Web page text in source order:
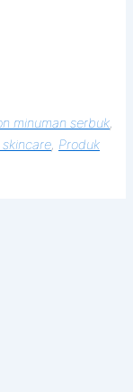
minuman serbuk
, Produk